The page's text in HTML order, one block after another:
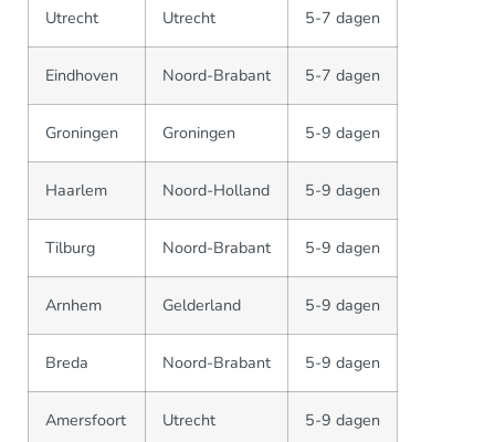
Utrecht Utrecht 5-7 dagen
Eindhoven Noord-Brabant 5-7 dagen
Groningen Groningen 5-9 dagen
Haarlem Noord-Holland 5-9 dagen
Tilburg Noord-Brabant 5-9 dagen
Arnhem Gelderland 5-9 dagen
Breda Noord-Brabant 5-9 dagen
Amersfoort Utrecht 5-9 dagen